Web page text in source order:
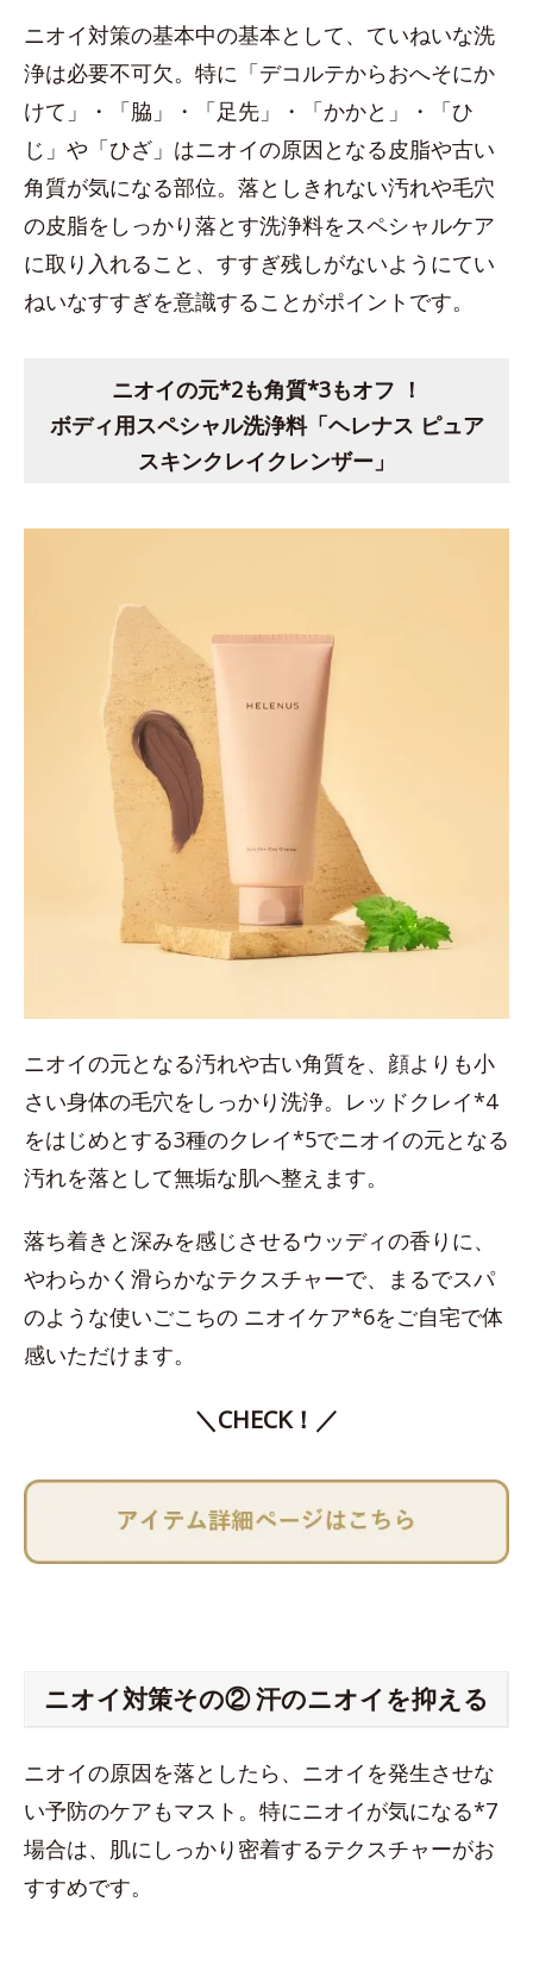
ニオイ対策の基本中の基本として、ていねいな洗
浄は必要不可欠。特に「デコルテからおへそにか
けて」・「脇」・「足先」・「かかと」・「ひ
じ」や「ひざ」はニオイの原因となる皮脂や古い
角質が気になる部位。落としきれない汚れや毛穴
の皮脂をしっかり落とす洗浄料をスペシャルケア
に取り入れること、すすぎ残しがないようにてい
ねいなすすぎを意識することがポイントです。
ニオイの元*2も角質*3もオフ ！
ボディ用スペシャル洗浄料「ヘレナス ピュア
スキンクレイクレンザー」
ニオイの元となる汚れや古い角質を、顔よりも小
さい身体の毛穴をしっかり洗浄。レッドクレイ*4
をはじめとする3種のクレイ*5でニオイの元となる
汚れを落として無垢な肌へ整えます。
落ち着きと深みを感じさせるウッディの香りに、
やわらかく滑らかなテクスチャーで、まるでスパ
のような使いごこちの ニオイケア*6をご自宅で体
感いただけます。
＼CHECK！／
ニオイ対策その② 汗のニオイを抑える
ニオイの原因を落としたら、ニオイを発生させな
い予防のケアもマスト。特にニオイが気になる*7
場合は、肌にしっかり密着するテクスチャーがお
すすめです。